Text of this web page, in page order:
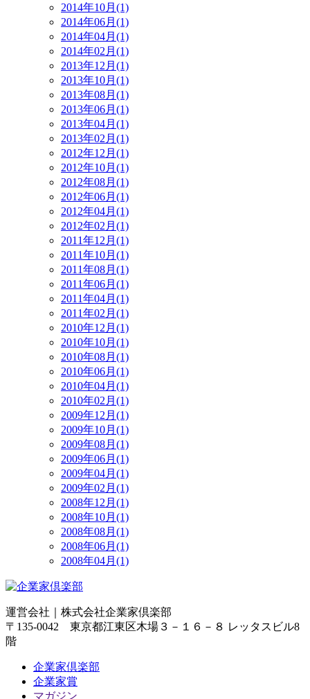
2014年10月(1)
2014年06月(1)
2014年04月(1)
2014年02月(1)
2013年12月(1)
2013年10月(1)
2013年08月(1)
2013年06月(1)
2013年04月(1)
2013年02月(1)
2012年12月(1)
2012年10月(1)
2012年08月(1)
2012年06月(1)
2012年04月(1)
2012年02月(1)
2011年12月(1)
2011年10月(1)
2011年08月(1)
2011年06月(1)
2011年04月(1)
2011年02月(1)
2010年12月(1)
2010年10月(1)
2010年08月(1)
2010年06月(1)
2010年04月(1)
2010年02月(1)
2009年12月(1)
2009年10月(1)
2009年08月(1)
2009年06月(1)
2009年04月(1)
2009年02月(1)
2008年12月(1)
2008年10月(1)
2008年08月(1)
2008年06月(1)
2008年04月(1)
運営会社｜ 株式会社企業家倶楽部
〒135-0042 東京都江東区木場３－１６－８ レッタスビル8
階
企業家倶楽部
企業家賞
マガジン